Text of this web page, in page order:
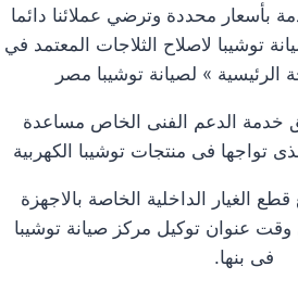
بأسعار محددة وترضي عملائنا دائما
توشيبا لاصلاح الثلاجات المعتمد في
» لصيانة توشيبا مصر
خدمة الدعم الفنى الخاص مساعدة
تواجها فى منتجات توشيبا الكهربية
الغيار الداخلية الخاصة بالاجهزة
عنوان توكيل مركز صيانة توشيبا
فى بنها.